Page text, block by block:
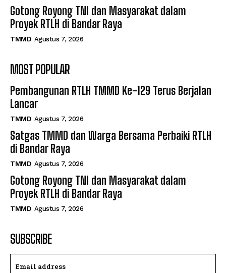
Gotong Royong TNI dan Masyarakat dalam
Proyek RTLH di Bandar Raya
TMMD Agustus 7, 2026
MOST POPULAR
Pembangunan RTLH TMMD Ke-129 Terus Berjalan
Lancar
TMMD Agustus 7, 2026
Satgas TMMD dan Warga Bersama Perbaiki RTLH
di Bandar Raya
TMMD Agustus 7, 2026
Gotong Royong TNI dan Masyarakat dalam
Proyek RTLH di Bandar Raya
TMMD Agustus 7, 2026
SUBSCRIBE